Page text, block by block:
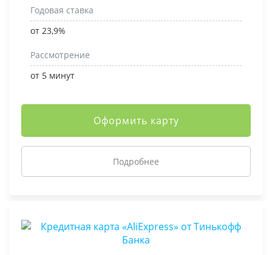
Годовая ставка
от 23,9%
Рассмотрение
от 5 минут
Оформить карту
Подробнее